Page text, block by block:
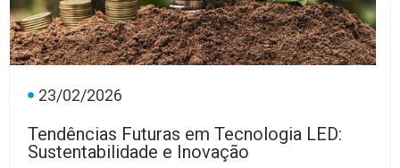
23/02/2026
Tendências Futuras em Tecnologia LED:
Sustentabilidade e Inovação